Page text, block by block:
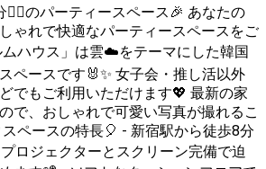
🚶‍♀️のパーティースペース🎉 あなたの
ゃれで快適なパーティースペースをご
ペースです🐰✨ 女子会・推し活以外
でもご利用いただけます💖 最新の家
で、おしゃれで可愛い写真が撮れるこ
ロジェクターとスクリーン完備で迫